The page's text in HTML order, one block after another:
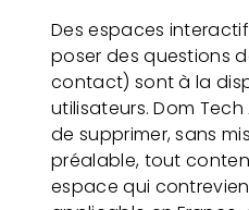
Des espaces
poser des questions
contact) sont à la
utilisateurs. Dom
de supprimer, sans
préalable, tout
espace qui